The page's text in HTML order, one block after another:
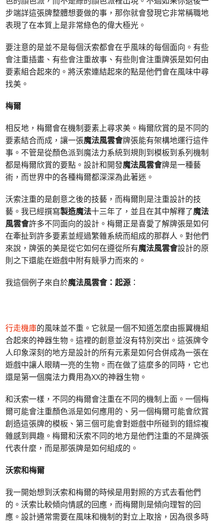
步端詳這張牌整體想要做的事，那你就會發現它非常稱職地
表現了在本質上是非常綠色的偉大極光。
要注意的是並不是每個沃索都會在乎風味的每個面向。有些
會注重插畫、有些會注重故事、有些則會注重牌張是如何由
要素組合起來的。將沃索連結起來的點是他們會在風味中尋
找美。
梅爾
相反地，梅爾會在機制要素上尋求美。梅爾欣賞的是不同的
要素結合而成，讓一張魔法風雲會牌張能有架構地運行這件
事。不管是從顏色派到魔法力系統到規則到模板到系列機制
都是梅爾欣賞的要點。設計和開發魔法風雲會牌是一種藝
術，而世界中的各種梅爾都深深為此著迷。
沃索注重的是創意之後的技藝，而梅爾則是注重設計的技
藝。我已經撰寫製造魔法十三年了，並且在其中解釋了魔法
風雲會許多不同面向的設計。梅爾正是喜愛了解牌張是如何
在牽扯到許多要素並經過繁雜系統而組成的那群人。對他們
來說，牌張的美是從它如何在遵從所有魔法風雲會設計的原
則之下還能在遊戲中附有競爭力而來的。
我這個例子來自於魔法風雲會：起源 ：
行走機庫的風味並不重。它就是一個不知道怎麼由振翼機組
合起來的神器生物。這裡的創意並沒有特別突出。這張牌令
人印象深刻的地方是設計的所有元素是如何合併成為一張在
遊戲中讓人眼睛一亮的生物。而在做了這麼多的同時，它也
還是第一個魔法力費用為XX的神器生物。
和沃索一樣，不同的梅爾會注重在不同的機制上面。一個梅
爾可能會注重顏色派是如何應用的、另一個梅爾可能會欣賞
創造這張牌的模板、第三個可能會對遊戲中所碰到的錯綜複
雜感到興趣。梅爾和沃索不同的地方是他們注重的不是牌張
代表什麼，而是那張牌是如何組成的。
沃索和梅爾
我一開始想到沃索和梅爾的時候是用對照的方式去看他們
的。沃索比較傾向情感的回應，而梅爾則是傾向理智的回
應。設計通常需要在風味和機制的對立上取捨，因為很多時